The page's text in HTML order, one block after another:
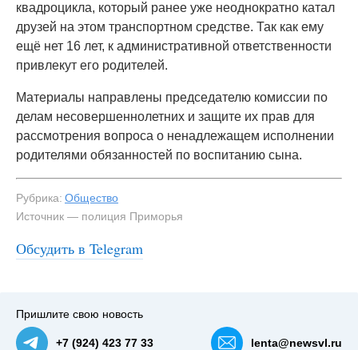
квадроцикла, который ранее уже неоднократно катал
друзей на этом транспортном средстве. Так как ему
ещё нет 16 лет, к административной ответственности
привлекут его родителей.
Материалы направлены председателю комиссии по
делам несовершеннолетних и защите их прав для
рассмотрения вопроса о ненадлежащем исполнении
родителями обязанностей по воспитанию сына.
Рубрика: Общество
Источник — полиция Приморья
Обсудить в Telegram
#2
Пришлите свою новость
+7 (924) 423 77 33 lenta@newsvl.ru